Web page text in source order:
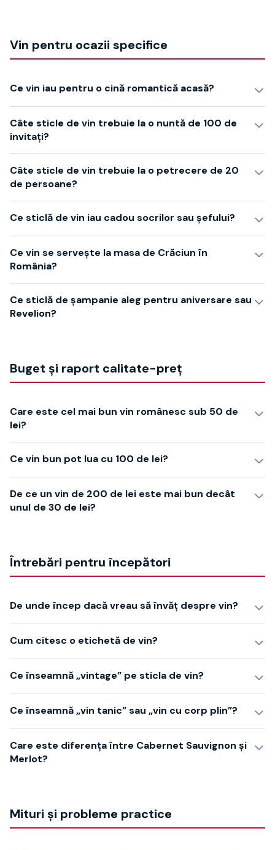
Vin pentru ocazii specifice
Ce vin iau pentru o cină romantică acasă?
Câte sticle de vin trebuie la o nuntă de 100 de
invitați?
Câte sticle de vin trebuie la o petrecere de 20
de persoane?
Ce sticlă de vin iau cadou socrilor sau șefului?
Ce vin se servește la masa de Crăciun în
România?
Ce sticlă de șampanie aleg pentru aniversare sau
Revelion?
Buget și raport calitate-preț
Care este cel mai bun vin românesc sub 50 de
lei?
Ce vin bun pot lua cu 100 de lei?
De ce un vin de 200 de lei este mai bun decât
unul de 30 de lei?
Întrebări pentru începători
De unde încep dacă vreau să învăț despre vin?
Cum citesc o etichetă de vin?
Ce înseamnă „vintage” pe sticla de vin?
Ce înseamnă „vin tanic” sau „vin cu corp plin”?
Care este diferența între Cabernet Sauvignon și
Merlot?
Mituri și probleme practice